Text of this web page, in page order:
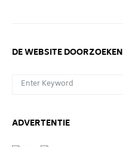
DE WEBSITE DOORZOEKEN
SEARCH FOR:
ADVERTENTIE